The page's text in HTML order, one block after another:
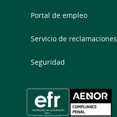
Portal de empleo
Servicio de reclamaciones
Seguridad